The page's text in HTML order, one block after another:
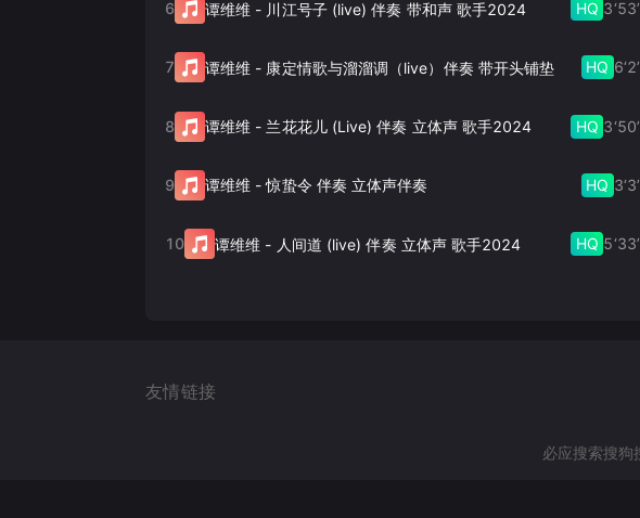
6 谭维维 - 川江号子 (live) 伴奏 带和声 歌手2024 HQ
7 谭维维 - 康定情歌与溜溜调（live）伴奏 带开头铺垫 HQ
8 谭维维 - 兰花花儿 (Live) 伴奏 立体声 歌手2024 HQ
9 谭维维 -惊蛰令 伴奏 立体声伴奏 HQ
10 谭维维 - 人间道 (live) 伴奏 立体声 歌手2024 HQ
友情链接
必应搜索搜狗